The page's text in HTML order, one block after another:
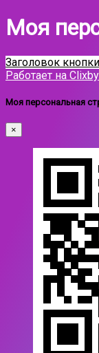
Моя
Заголовок кнопки
Работает на Clixby
Моя персональная
×